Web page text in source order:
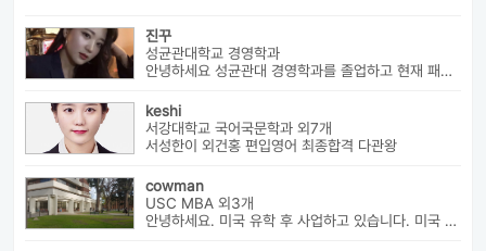
진꾸
성균관대학교 경영학과
안녕하세요 성균관대 경영학과를 졸업하고 현재 패션 회사 기획자로 있습니...
keshi
서강대학교 국어국문학과 외7개
서성한이 외건홍 편입영어 최종합격 다관왕
cowman
USC MBA 외3개
안녕하세요. 미국 유학 후 사업하고 있습니다. 미국 유학 관련 전반...